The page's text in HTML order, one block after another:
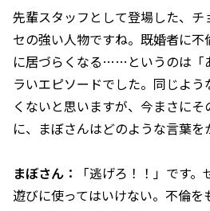
――先輩スタッフとして登場した、
セの強い人物ですね。既婚者に
に居づらくなる……というのは「
ラいエピソードでした。同じよ
くないと思いますが、今まさに
に、まぼさんはどのような言葉を
まぼさん：
「逃げろ！！」です
遊びに使ってはいけない。不倫を